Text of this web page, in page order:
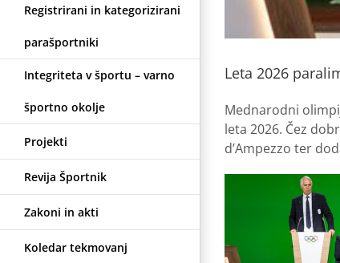
Registrirani in kategorizirani
parašportniki
Integriteta v športu – varno
športno okolje
Projekti
Revija Športnik
Zakoni in akti
Koledar tekmovanj
Leta 2026
Mednarodni
leta 2026. Čez
d’Ampezzo ter